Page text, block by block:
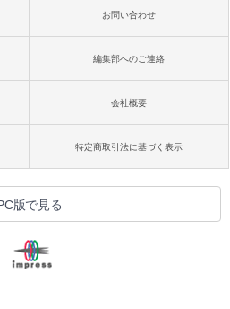
お問い合わせ
編集部へのご連絡
会社概要
特定商取引法に基づく表示
版で見る